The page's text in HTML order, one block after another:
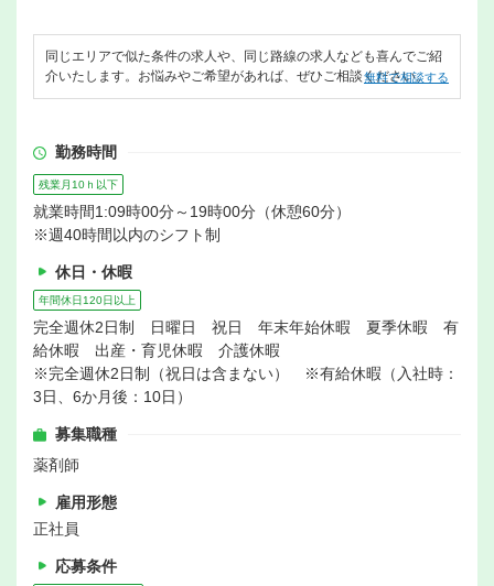
同じエリアで似た条件の求人や、同じ路線の求人なども喜んでご紹
介いたします。お悩みやご希望があれば、ぜひご相談ください。
無料で相談する
勤務時間
残業月10ｈ以下
就業時間1:09時00分～19時00分（休憩60分）
※週40時間以内のシフト制
休日・休暇
年間休日120日以上
完全週休2日制 日曜日 祝日 年末年始休暇 夏季休暇 有
給休暇 出産・育児休暇 介護休暇
※完全週休2日制（祝日は含まない） ※有給休暇（入社時：
3日、6か月後：10日）
募集職種
薬剤師
雇用形態
正社員
応募条件